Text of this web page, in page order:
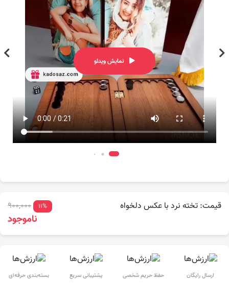
نمایش ویدئو
قیمت: تخته نرد با عکس دلخواه 11%
900,000
ناموجود
ارسال رایگان حفظ حریم شخصی پشتیبانی سریع بسته‌بندی حرفه‌ای